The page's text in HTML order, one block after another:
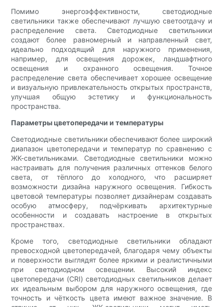
Помимо энергоэффективности, светодиодные
светильники также обеспечивают лучшую светоотдачу и
распределение света. Светодиодные светильники
создают более равномерный и направленный свет,
идеально подходящий для наружного применения,
например, для освещения дорожек, ландшафтного
освещения и охранного освещения. Точное
распределение света обеспечивает хорошее освещение
и визуальную привлекательность открытых пространств,
улучшая общую эстетику и функциональность
пространства.
Параметры цветопередачи и температуры
Светодиодные светильники обеспечивают более широкий
диапазон цветопередачи и температур по сравнению с
ЖК-светильниками. Светодиодные светильники можно
настраивать для получения различных оттенков белого
света, от тёплого до холодного, что расширяет
возможности дизайна наружного освещения. Гибкость
цветовой температуры позволяет дизайнерам создавать
особую атмосферу, подчёркивать архитектурные
особенности и создавать настроение в открытых
пространствах.
Кроме того, светодиодные светильники обладают
превосходной цветопередачей, благодаря чему объекты
и поверхности выглядят более яркими и реалистичными
при светодиодном освещении. Высокий индекс
цветопередачи (CRI) светодиодных светильников делает
их идеальным выбором для наружного освещения, где
точность и чёткость цвета имеют важное значение. В